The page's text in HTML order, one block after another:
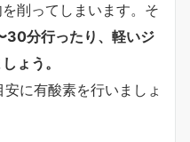
削ってしまいます。そ
30分行ったり、軽いジ
ょう。
に有酸素を行いましょ